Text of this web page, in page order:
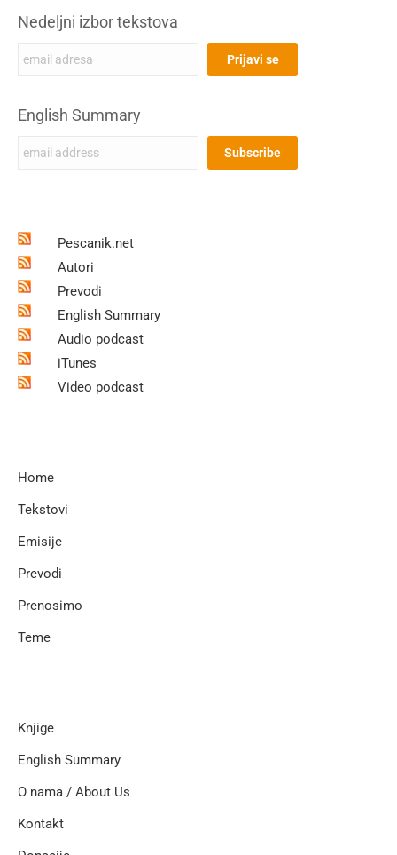
Nedeljni izbor tekstova
English Summary
Pescanik.net
Autori
Prevodi
English Summary
Audio podcast
iTunes
Video podcast
Home
Tekstovi
Emisije
Prevodi
Prenosimo
Teme
Knjige
English Summary
O nama / About Us
Kontakt